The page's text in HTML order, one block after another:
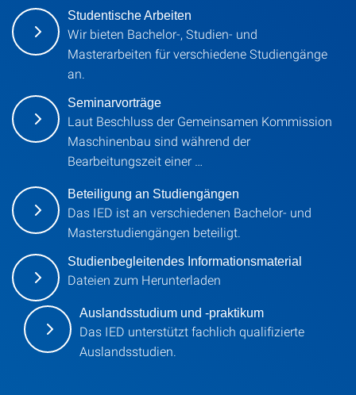
Studentische Arbeiten
Wir bieten Bachelor-, Studien- und
Masterarbeiten für verschiedene Studiengänge
an.
Seminarvorträge
Laut Beschluss der Gemeinsamen Kommission
Maschinenbau sind während der
Bearbeitungszeit einer …
Beteiligung an Studiengängen
Das IED ist an verschiedenen Bachelor- und
Masterstudiengängen beteiligt.
Studienbegleitendes Informationsmaterial
Dateien zum Herunterladen
Auslandsstudium und -praktikum
Das IED unterstützt fachlich qualifizierte
Auslandsstudien.